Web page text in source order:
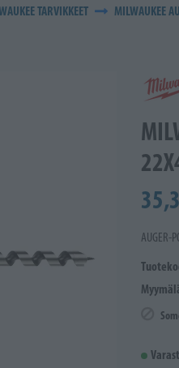
TARVIKKEET MILWAUKEE
AUGER-